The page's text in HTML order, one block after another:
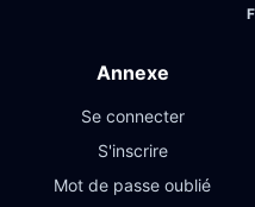
Annexe
Se connecter
S'inscrire
Mot de passe oublié